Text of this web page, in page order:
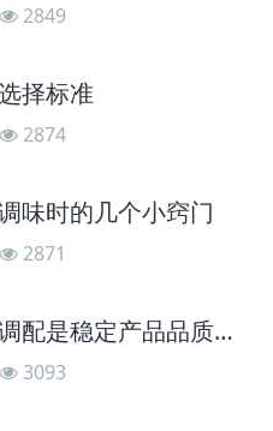
2849
择标准
2874
味时的几个小窍门
2871
酿造调味品：调配是稳定产品品质的保证
3093